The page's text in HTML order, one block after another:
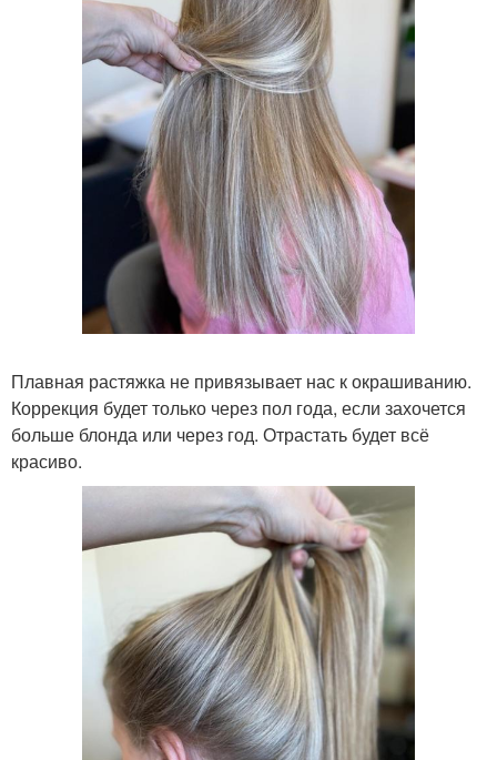
Плавная растяжка не привязывает нас к окрашиванию.
Коррекция будет только через пол года, если захочется
больше блонда или через год. Отрастать будет всё
красиво.